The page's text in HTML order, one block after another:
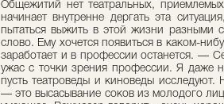
Общежитий нет театральных,
начинает внутренне дергать эта
пытаться выжить в этой жизни разными
слово. Ему хочется появиться в каком-
заработает и в профессии останется. —
ужас с точки зрения профессии. Я даже
пусть театроведы и киноведы
— это высасывание соков из молодого